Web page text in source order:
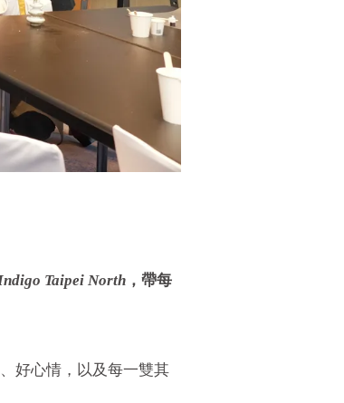
Taipei North ，帶每
好心情，以及每一雙其